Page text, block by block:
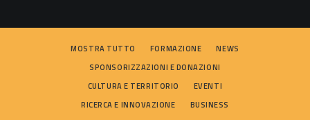
MOSTRA TUTTO FORMAZIONE
NEWS
SPONSORIZZAZIONI E DONAZIONI
CULTURA E TERRITORIO
EVENTI
RICERCA E INNOVAZIONE
BUSINESS